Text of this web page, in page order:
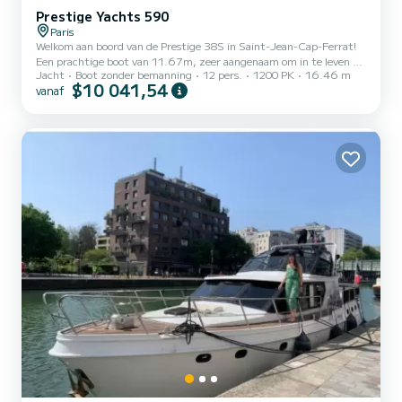
Prestige Yachts 590
Paris
Welkom aan boord van de Prestige 38S in Saint-Jean-Cap-Ferrat!
Een prachtige boot van 11.67m, zeer aangenaam om in te leven en
te varen om ongelooflijke momenten door te brengen met vrienden
of familie, is deze zomer beschikbaar voor mooie tochten. De boot
halve dag omdat beide voor 4 uur zijn). Kruissnelheid: 20 knopen
Jacht Boot zonder bemanning 12 pers. 1200 PK 16.46 m
vanaf $10 041,54